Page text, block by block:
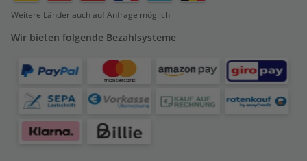
Weitere Länder auch auf Anfrage möglich
Wir bieten folgende Bezahlsysteme